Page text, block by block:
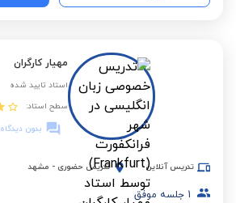
مهیار کارگران
استاد تایید شده
سطح استاد:
بدون دیدگاه
تدریس آنلاین تدریس حضوری - مشهد
1 جلسه موفق